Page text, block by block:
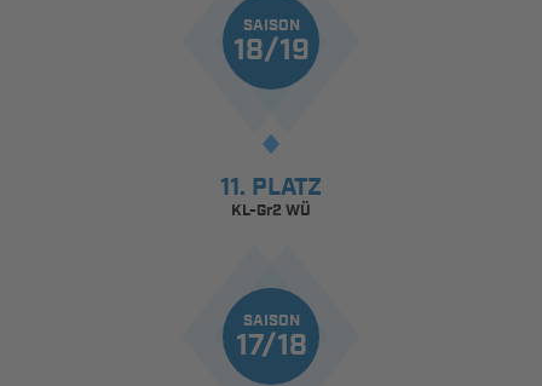
SAISON
18/19
11. PLATZ
KL-Gr2 WÜ
SAISON
17/18